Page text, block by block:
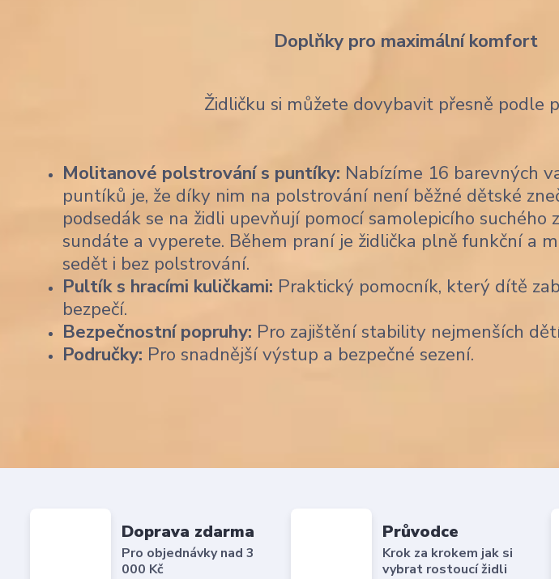
Doplňky pro maximální komfort
Židličku si můžete dovybavit přesně podle
Molitanové polstrování s puntíky: Nabízíme 16 barevných
puntíků je, že díky nim na polstrování není běžné dětské
podsedák se na židli upevňují pomocí samolepicího suchého
sundáte a vyperete. Během praní je židlička plně funkční a
sedět i bez polstrování.
Pultík s hracími kuličkami: Praktický pomocník, který dítě
bezpečí.
Bezpečnostní popruhy: Pro zajištění stability nejmenších
Područky: Pro snadnější výstup a bezpečné sezení.
Doprava zdarma
Pro objednávky nad 3
000 Kč
Průvodce
Krok za krokem jak si
vybrat rostoucí židli